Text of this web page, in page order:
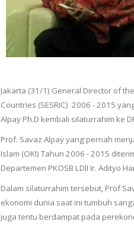
Jakarta (31/1) General Director of
Countries (SESRIC) 2006 - 2015
Alpay Ph.D kembali silaturrahim ke
Prof. Savaz Alpay yang pernah
Islam (OKI) Tahun 2006 - 2015
Departemen PKOSB LDII Ir. Adityo
Dalam silaturrahim tersebut, Prof
ekonomi dunia saat ini tumbuh
juga tentu berdampat pada